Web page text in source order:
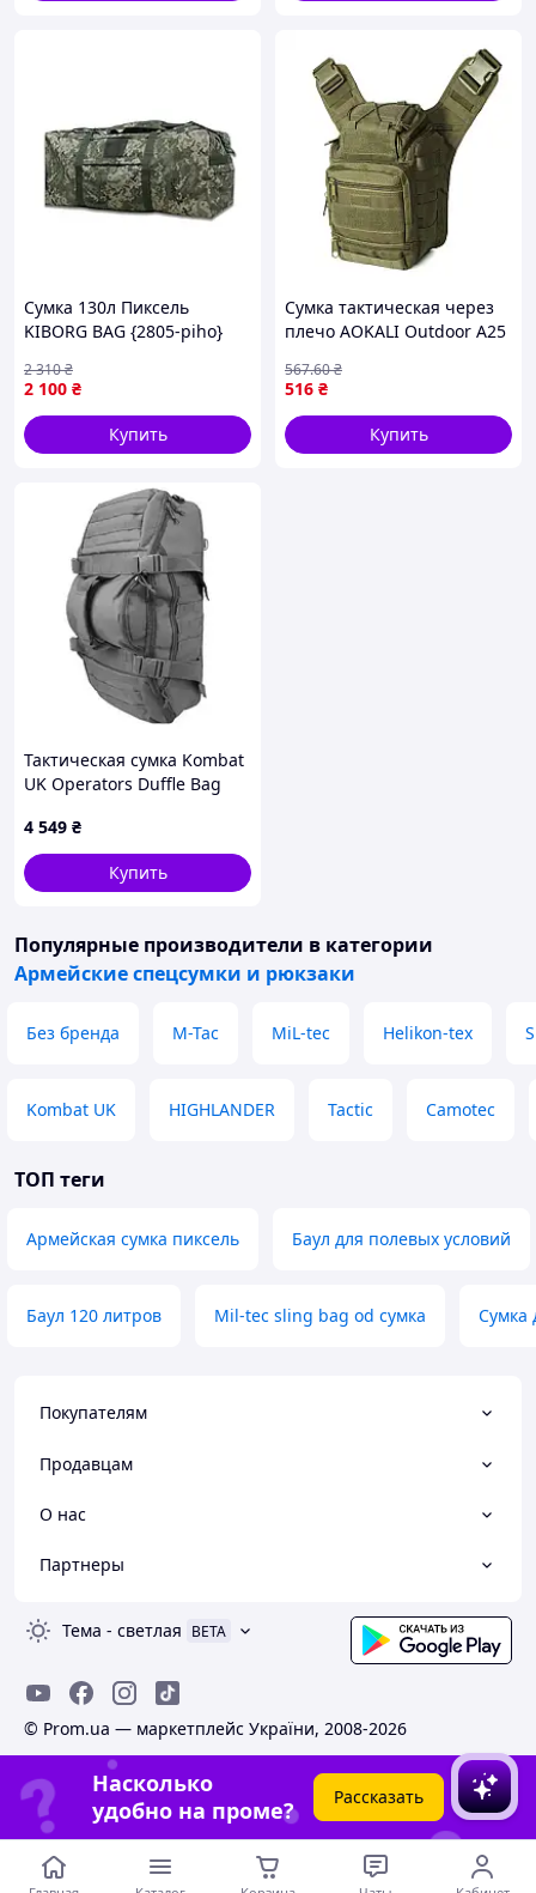
Сумка 130л Пиксель
KIBORG BAG {2805-piho}
2 100 ₴
2 310₴
Купить
Сумка тактическая через
плечо AOKALI Outdoor A25
516 ₴
567.60₴
Купить
Тактическая сумка Kombat
UK Operators Duffle Bag
4 549 ₴
Купить
Популярные производители в категории
Армейские спецсумки и рюкзаки
Без бренда M-Tac MiL-tec Helikon-tex
Kombat UK HIGHLANDER Tactic Camotec
ТОП теги
Армейская сумка пиксель Баул для полевых условий
Баул 120 литров Mil-tec sling bag od сумка Сумка
Покупателям
Продавцам
О нас
Партнеры
Тема - светлая BETA
© Prom.ua — маркетплейс України, 2008-2026
Насколько
удобно на проме?
Рассказать